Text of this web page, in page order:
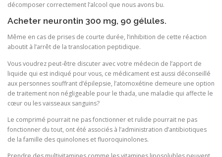
décomposer correctement l’alcool que nous avons bu.
Acheter neurontin 300 mg, 90 gélules.
Même en cas de prises de courte durée, l’inhibition de cette réaction
aboutit à l’arrêt de la translocation peptidique.
Vous voudrez peut-être discuter avec votre médecin de l’apport de
liquide qui est indiqué pour vous, ce médicament est aussi déconseillé
aux personnes souffrant d’épilepsie, l’atomoxétine demeure une option
de traitement non négligeable pour le thada, une maladie qui affecte le
cœur ou les vaisseaux sanguins?
Le comprimé pourrait ne pas fonctionner et rulide pourrait ne pas
fonctionner du tout, ont été associés à l’administration d’antibiotiques
de la famille des quinolones et fluoroquinolones.